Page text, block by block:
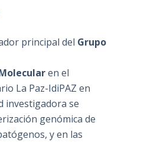
principal del Grupo
en el
La Paz-IdiPAZ en
investigadora se
genómica de
y en las